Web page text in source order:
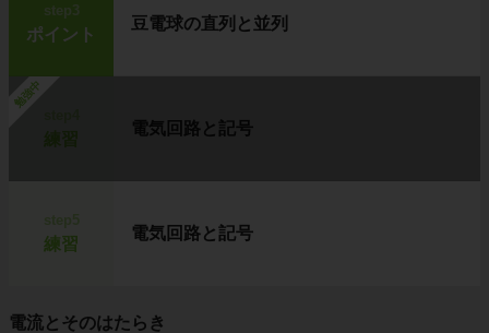
step3
ポイント
豆電球の直列と並列
勉強中
電気回路と記号
練習
電気回路と記号
電流とそのはたらき